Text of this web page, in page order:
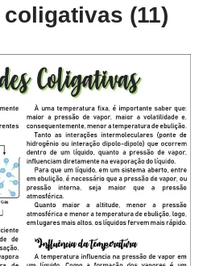
(11)